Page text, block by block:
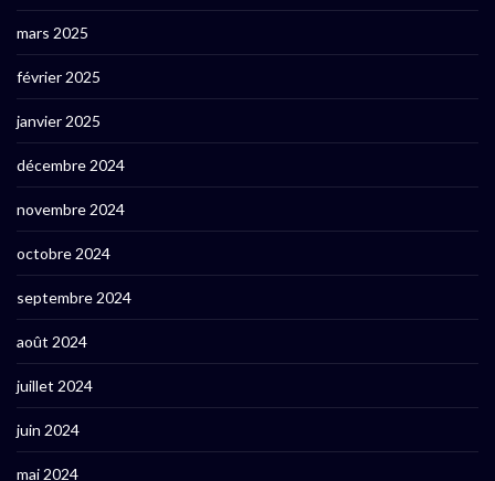
mars 2025
février 2025
janvier 2025
décembre 2024
novembre 2024
octobre 2024
septembre 2024
août 2024
juillet 2024
juin 2024
mai 2024